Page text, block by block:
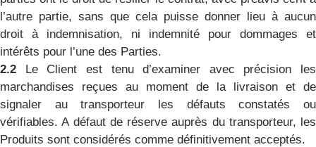
l’autre partie, sans que cela puisse donner lieu à aucun
droit à indemnisation, ni indemnité pour dommages et
intérêts pour l’une des Parties.
2.2 Le Client est tenu d’examiner avec précision les
marchandises reçues au moment de la livraison et de
signaler au transporteur les défauts constatés ou
vérifiables. A défaut de réserve auprès du transporteur, les
Produits sont considérés comme définitivement acceptés.